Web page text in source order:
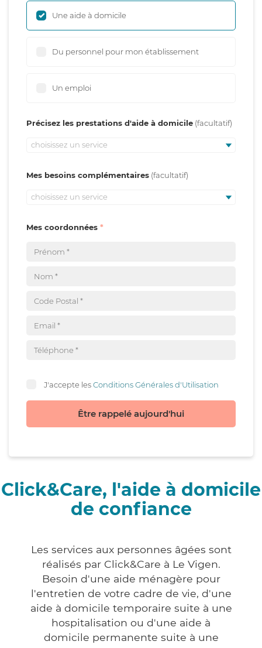
Une aide à domicile
Du personnel pour mon établissement
Un emploi
Précisez les prestations d'aide à domicile
choisissez un service
Mes besoins complémentaires
choisissez un service
Mes coordonnées
J'accepte lesConditions Générales d'Utilisation
Être rappelé aujourd'hui
Click&Care, l'aide à domicile
de confiance
Les services aux personnes âgées sont
réalisés par Click&Care à Le Vigen.
Besoin d'une aide ménagère pour
l'entretien de votre cadre de vie, d'une
aide à domicile temporaire suite à une
hospitalisation ou d'une aide à
domicile permanente suite à une